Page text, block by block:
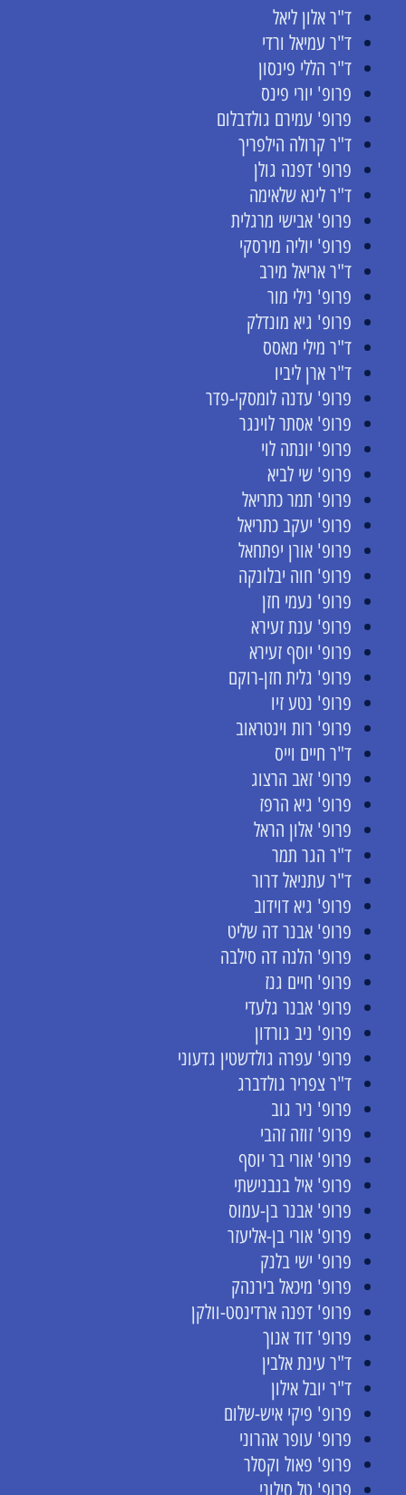
ד"ר אלון ליאל
ד"ר עמיאל ורדי
ד"ר הללי פינסון
פרופ' יורי פינס
פרופ' עמירם גולדבלום
ד"ר קרולה הילפריך
פרופ' דפנה גולן
ד"ר לינא שלאימה
פרופ' אבישי מרגלית
פרופ' יוליה מירסקי
ד"ר אריאל מירב
פרופ' נילי מור
פרופ' גיא מונדלק
ד"ר מילי מאסס
ד"ר ארן ליביו
פרופ' עדנה לומסקי-פדר
פרופ' אסתר לוינגר
פרופ' יונתה לוי
פרופ' שי לביא
פרופ' תמר כתריאל
פרופ' יעקב כתריאל
פרופ' אורן יפתחאל
פרופ' חוה יבלונקה
פרופ' נעמי חזן
פרופ' ענת זעירא
פרופ' יוסף זעירא
פרופ' גלית חזן-רוקם
פרופ' נטע זיו
פרופ' רות וינטראוב
ד"ר חיים וייס
פרופ' זאב הרצוג
פרופ' גיא הרפז
פרופ' אלון הראל
ד"ר הגר תמר
ד"ר עתניאל דרור
פרופ' גיא דוידוב
פרופ' אבנר דה שליט
פרופ' הלנה דה סילבה
פרופ' חיים גנז
פרופ' אבנר גלעדי
פרופ' ניב גורדון
פרופ' עפרה גולדשטין גדעוני
ד"ר צפריר גולדברג
פרופ' ניר גוב
פרופ' זוזה זהבי
פרופ' אורי בר יוסף
פרופ' איל בנבנישתי
פרופ' אבנר בן-עמוס
פרופ' אורי בן-אליעזר
פרופ' ישי בלנק
פרופ' מיכאל בירנהק
פרופ' דפנה ארדינסט-וולקן
פרופ' דוד אנוך
ד"ר עינת אלבין
ד"ר יובל אילון
פרופ' פיקי איש-שלום
פרופ' עופר אהרוני
פרופ' פאול וקסלר
פרופ' טל סילוני